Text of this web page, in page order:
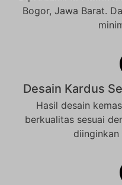
Bogor, Jawa Barat.
Desain Kardus
Hasil desain
berkualitas sesuai
diinginkan